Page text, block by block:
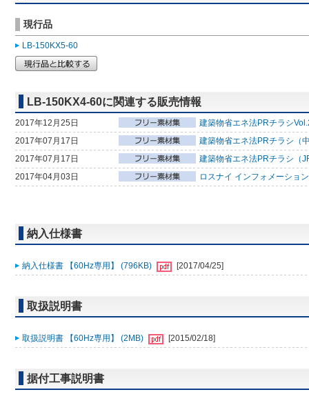
現行品
LB-150KX5-60
LB-150KX4-60に関連する販売情報
2017年12月25日
建築物省エネ法PRチラシ
2017年07月17日
建築物省エネ法PRチラシ（
2017年07月17日
建築物省エネ法PRチラシ（
2017年04月03日
ロスナイ インフォメーショ
納入仕様書
納入仕様書 【60Hz専用】 (796KB) [2017/04/25]
取扱説明書
取扱説明書 【60Hz専用】 (2MB) [2015/02/18]
据付工事説明書